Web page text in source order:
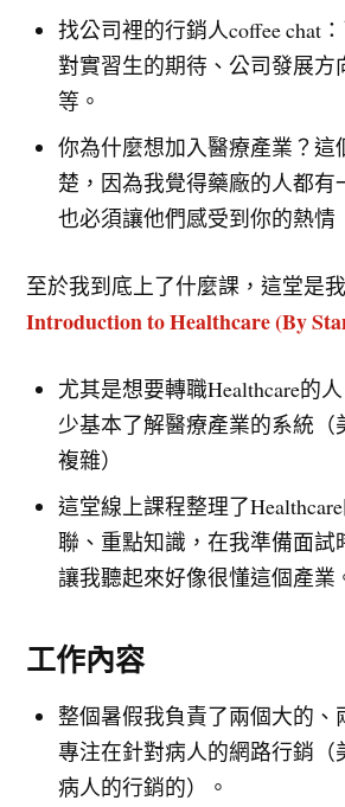
找公司裡的行銷人coffee chat
對實習生的期待、公司發展方
等。
你為什麼想加入醫療產業？這
楚，因為我覺得藥廠的人都有
也必須讓他們感受到你的熱情
至於我到底上了什麼課，這堂是
Introduction to Healthcare (By
尤其是想要轉職Healthcare的
少基本了解醫療產業的系統（
複雜）
這堂線上課程整理了
聯、重點知識，在我準備面試
讓我聽起來好像很懂這個產業
工作內容
整個暑假我負責了兩個大的、
專注在針對病人的網路行銷（
病人的行銷的）。